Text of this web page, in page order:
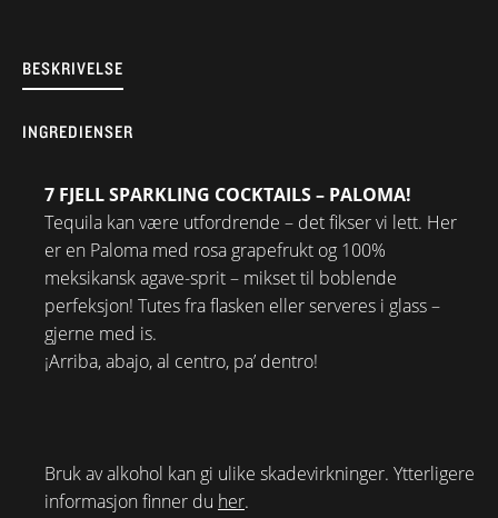
BESKRIVELSE
INGREDIENSER
7 FJELL SPARKLING COCKTAILS – PALOMA!
Tequila kan være utfordrende – det fikser vi lett. Her
er en Paloma med rosa grapefrukt og 100%
meksikansk agave-sprit – mikset til boblende
perfeksjon! Tutes fra flasken eller serveres i glass –
gjerne med is.
¡Arriba, abajo, al centro, pa’ dentro!
Bruk av alkohol kan gi ulike skadevirkninger. Ytterligere
informasjon finner du her.